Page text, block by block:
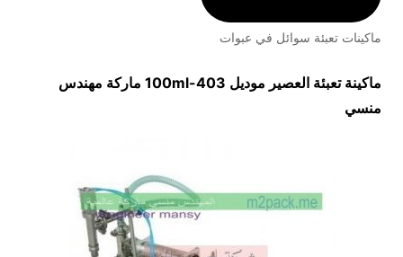
ماكينات تعبئة سوائل في عبوات
ماكينة تعبئة العصير موديل 403-100ml
ماركة مهندس
منسي